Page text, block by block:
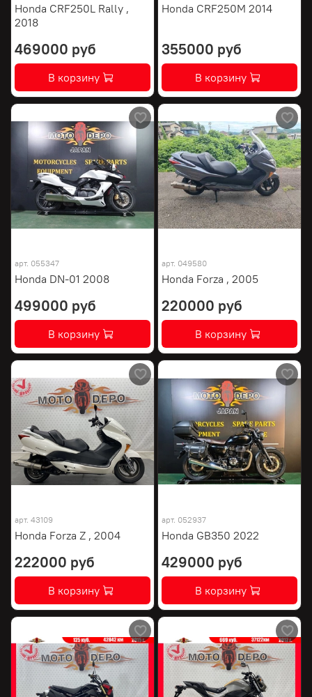
Honda CRF250L Rally ,
2018
469000 руб
В корзину
Honda CRF250M 2014
355000 руб
В корзину
арт. 055347
Honda DN-01 2008
499000 руб
В корзину
арт. 049580
Honda Forza , 2005
220000 руб
В корзину
арт. 43109
Honda Forza Z , 2004
222000 руб
В корзину
арт. 052937
Honda GB350 2022
429000 руб
В корзину